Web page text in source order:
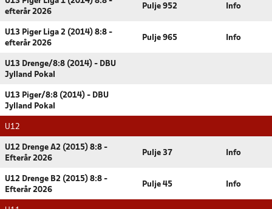
efterår 2026
Pulje 952 Info
U13 Piger Liga 2 (2014) 8:8 -
efterår 2026
Pulje 965 Info
U13 Drenge/8:8 (2014) - DBU
Jylland Pokal
U13 Piger/8:8 (2014) - DBU
Jylland Pokal
U12
U12 Drenge A2 (2015) 8:8 -
Efterår 2026
Pulje 37 Info
U12 Drenge B2 (2015) 8:8 -
Efterår 2026
Pulje 45 Info